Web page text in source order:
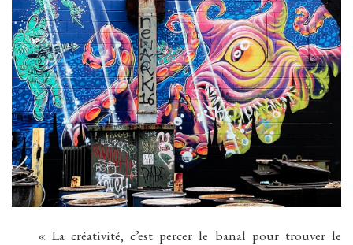
« La créativité, c’est percer le banal pour trouver le